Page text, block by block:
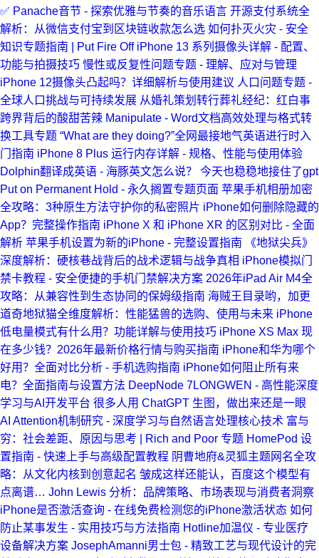
✅ Panache音节 - 探索优雅与节奏的音乐语言 开源支付系统全
解析：从微信支付宝到区块链收款怎么选 如何扑灭火灾 - 安全
知识专题指南 | Put Fire Off iPhone 13 系列摄像头详解 - 配置、
功能与拍摄技巧 慢性或反复性问题专题 - 理解、应对与管理
iPhone 12摄像头凸起吗？详细解析与使用建议 人口问题专题 -
全球人口挑战与可持续发展 从婚礼策划转行葬礼经纪：红白事
跨界背后的酸甜苦辣 Manipulate - Word文档高效处理与格式转
换工具专题 “What are they doing?”全网最接地气英语进行时入
门指南 iPhone 8 Plus 运行内存详解 - 规格、性能与使用体验
Dolphin翻译成英语 - 海豚英文怎么说？
今天也稳稳地接住了gpt
Put on Permanent Hold - 永久搁置专题页面 苹果手机相册加密
全攻略：3种原生方法守护你的私密照片 iPhone如何删除隐藏的
App？完整操作指南 iPhone X 和 iPhone XR 的区别对比 - 全面
解析 苹果手机设置为新的iPhone - 完整设置指南
《地狱尖兵》
深度解析：硬核巷战背后的战术逻辑与战争真相 iPhone模拟门
禁卡教程 - 安全便捷的手机门禁解决方案 2026年iPad Air M4全
攻略：从兼容性到生态协同的保姆级指南 海贼王目录哟，加更
道奇地狱猫全维度解析：性能猛兽的选购、使用与未来 iPhone
低电量模式有什么用？功能详解与使用技巧 iPhone XS Max 现
在多少钱？2026年最新价格行情与购买指南 iPhone和华为哪个
好用？全面对比分析 - 手机选购指南 iPhone如何阻止所有来
电？全面指南与设置方法 DeepNode 7LONGWEN - 高性能深度
学习与AI开发平台 很多人用 ChatGPT 生图，做出来还是一眼
AI Attention机制研究 - 深度学习与自然语言处理核心技术 富与
穷：社会差距、原因与思考 | Rich and Poor 专题 HomePod 设
置指南 - 快速上手与高级配置教程 阴曹地府&灵狐主题网名全攻
略：从文化内核到创意起名 皱成这样还能认，百度这个模型有
点离谱… John Lewis 分析：品牌策略、市场表现与消费者洞察
iPhone是否激活查询 - 在线免费检测您的iPhone激活状态 如何
防止某事发生 - 实用技巧与方法指南 Hotline加温仪 - 专业医疗
设备解决方案 JosephAmanni男士包 - 精致工艺与现代设计的完